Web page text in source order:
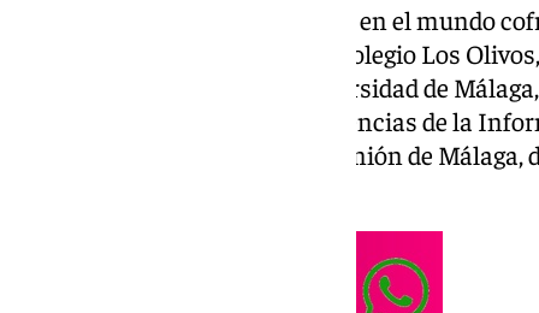
Castillo es un nombre conocido en el mundo
ciudad en 1977, se formó en el Colegio Los
estudió Periodismo en la Universidad de
promoción de la Facultad de Ciencias de la
como redactor del diario La Opinión de